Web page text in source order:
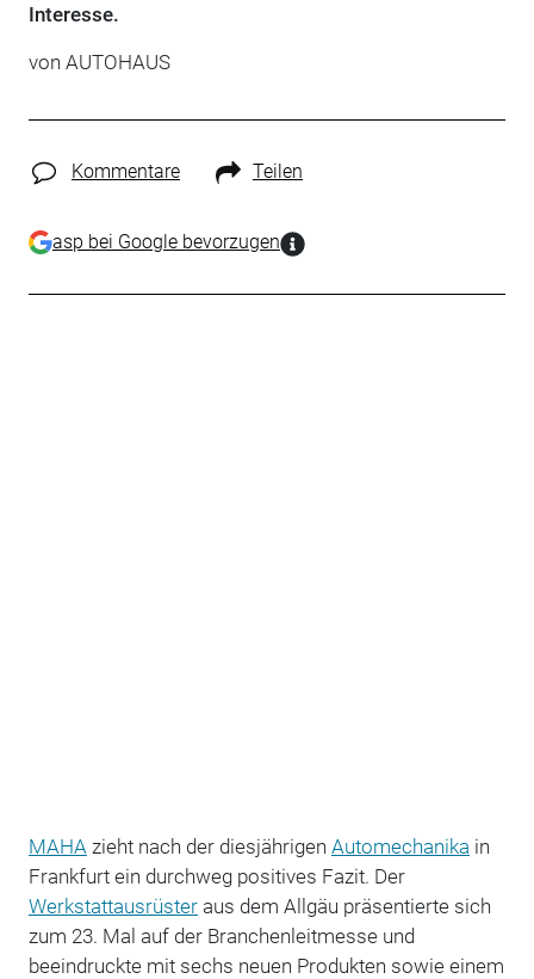
Interesse.
von AUTOHAUS
Kommentare Teilen
asp bei Google bevorzugen
MAHA zieht nach der diesjährigen Automechanika in
Frankfurt ein durchweg positives Fazit. Der
Werkstattausrüsteraus dem Allgäu präsentierte sich
zum 23. Mal auf der Branchenleitmesse und
beeindruckte mit sechs neuen Produkten sowie einem